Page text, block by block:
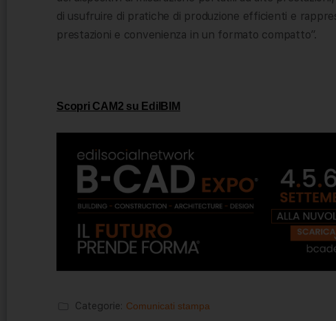
di usufruire di pratiche di produzione efficienti e
prestazioni e convenienza in un formato compatto”.
Scopri CAM2 su EdilBIM
Categorie: Comunicati stampa